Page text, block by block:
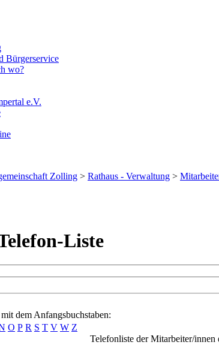
Bürgerservice
wo?
e.V.
Zolling > Rathaus - Verwaltung >
Liste
dem Anfangsbuchstaben:
O P R S T V W Z
Telefonliste der Mitarbeiter/innen